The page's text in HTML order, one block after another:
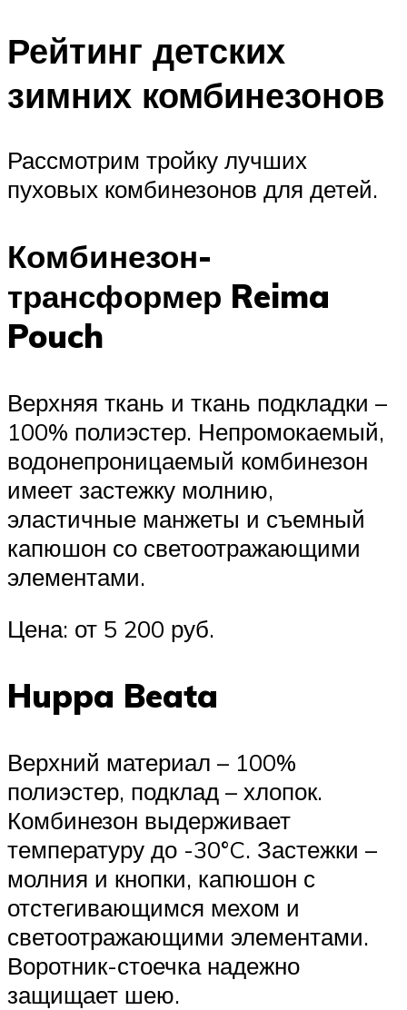
Рейтинг детских
зимних комбинезонов
Рассмотрим тройку лучших
пуховых комбинезонов для детей.
Комбинезон-
трансформер Reima
Pouch
Верхняя ткань и ткань подкладки –
100% полиэстер. Непромокаемый,
водонепроницаемый комбинезон
имеет застежку молнию,
эластичные манжеты и съемный
капюшон со светоотражающими
элементами.
Цена: от 5 200 руб.
Huppa Beata
Верхний материал – 100%
полиэстер, подклад – хлопок.
Комбинезон выдерживает
температуру до -30°C. Застежки –
молния и кнопки, капюшон с
отстегивающимся мехом и
светоотражающими элементами.
Воротник-стоечка надежно
защищает шею.